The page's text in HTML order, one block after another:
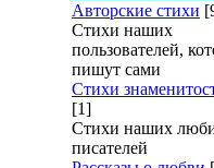
Авторские стихи
Стихи наших
пользователей,
пишут сами
Стихи
[1]
Стихи наших
писателей